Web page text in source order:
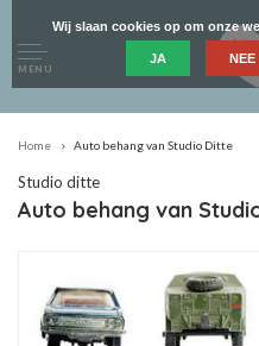
MENU
Home Auto behang van Studio Ditte
Studio ditte
Auto behang van
Wij slaan cookies op om onze
JA NEE